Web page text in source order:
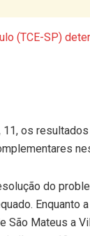
(TCE-SP)
os
do
Enquanto
Mateus a